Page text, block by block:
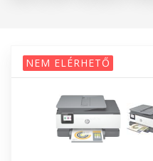
NEM ELÉRHETŐ